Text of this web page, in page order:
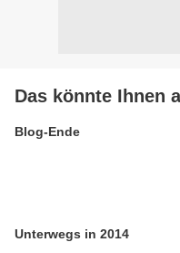
Das könnte Ihnen
Blog-Ende
Unterwegs in 2014